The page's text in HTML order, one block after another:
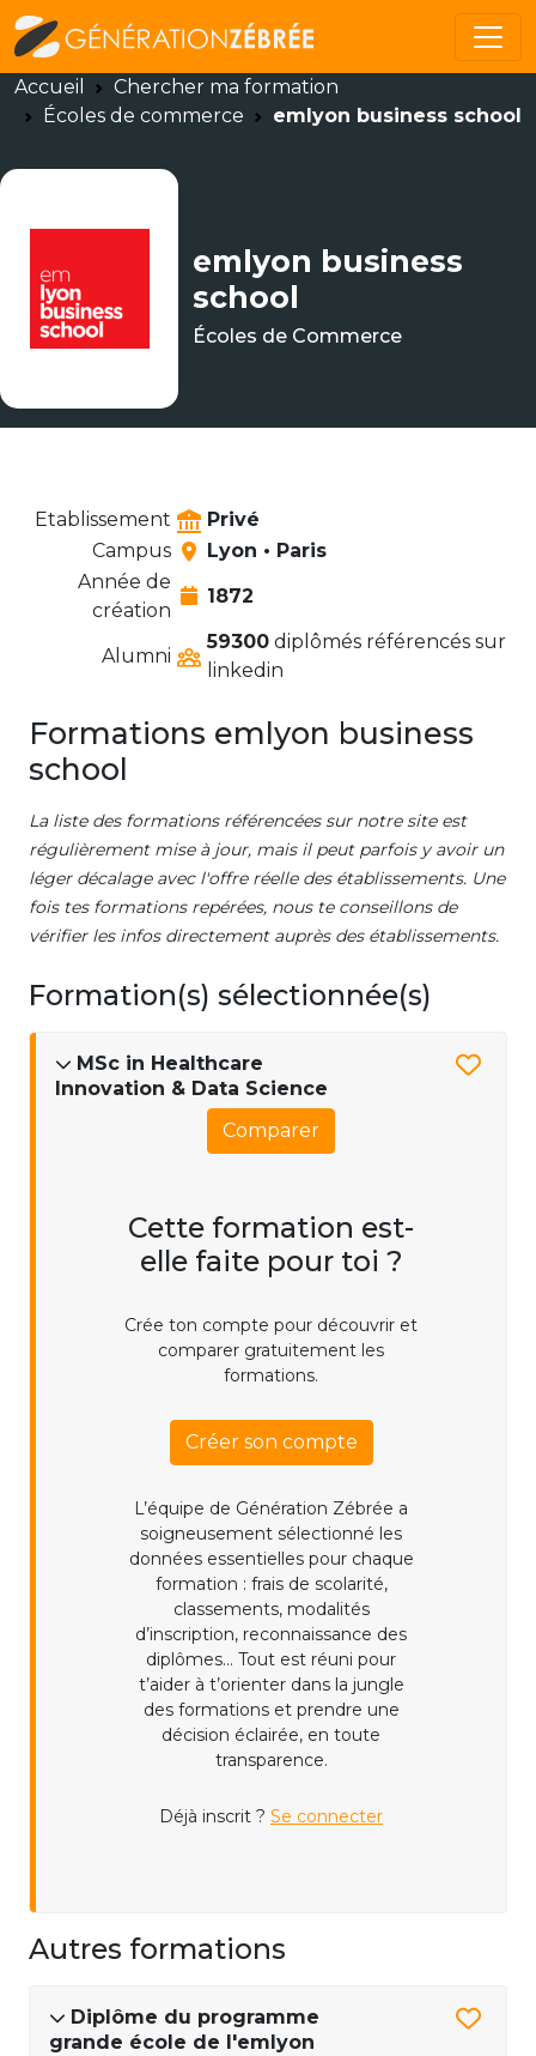
Accueil
Chercher ma formation
Écoles de commerce
emlyon business school
emlyon business
school
Écoles de Commerce
Etablissement
Privé
Campus
Lyon • Paris
Année de
création
1872
Alumni
59300 diplômés référencés sur
linkedin
Formations emlyon business
school
La liste des formations référencées sur notre site est
régulièrement mise à jour, mais il peut parfois y avoir un
léger décalage avec l'offre réelle des établissements. Une
fois tes formations repérées, nous te conseillons de
vérifier les infos directement auprès des établissements.
Formation(s) sélectionnée(s)
MSc in Healthcare
Innovation & Data Science
Comparer
Cette formation est-
elle faite pour toi ?
Crée ton compte pour découvrir et
comparer gratuitement les
formations.
Créer son compte
L’équipe de Génération Zébrée a
soigneusement sélectionné les
données essentielles pour chaque
formation : frais de scolarité,
classements, modalités
d’inscription, reconnaissance des
diplômes... Tout est réuni pour
t’aider à t’orienter dans la jungle
des formations et prendre une
décision éclairée, en toute
transparence.
Déjà inscrit ? Se connecter
Autres formations
Diplôme du programme
grande école de l'emlyon